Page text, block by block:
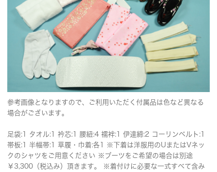
参考画像となりますので、ご利用いただく付属品は色など異なる
場合がございます。
足袋:1 タオル:1 衿芯:1 腰紐:4 襦袢:1 伊達締:2 コーリンベルト:1
帯板:1 半幅帯:1 草履・巾着:各1 ※下着は洋服用のUまたはVネッ
クのシャツをご用意ください ※ブーツをご希望の場合は別途
￥3,300（税込み）頂きます。 ※着付けに必要な一式すべて含み